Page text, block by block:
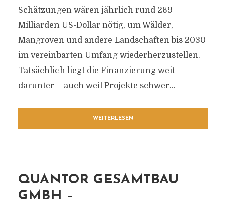
Schätzungen wären jährlich rund 269
Milliarden US-Dollar nötig, um Wälder,
Mangroven und andere Landschaften bis 2030
im vereinbarten Umfang wiederherzustellen.
Tatsächlich liegt die Finanzierung weit
darunter – auch weil Projekte schwer...
WEITERLESEN
QUANTOR GESAMTBAU
GMBH –